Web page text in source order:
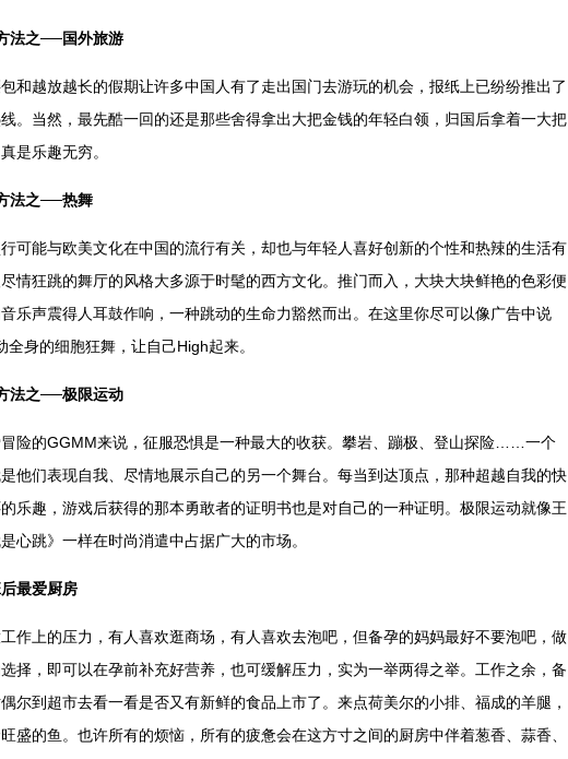
法之──国外旅游
越放越长的假期让许多中国人有了走出国门去游玩的机会，报纸上已纷纷推出了
。当然，最先酷一回的还是那些舍得拿出大把金钱的年轻白领，归国后拿着一大把
是乐趣无穷。
法之──热舞
能与欧美文化在中国的流行有关，却也与年轻人喜好创新的个性和热辣的生活有
情狂跳的舞厅的风格大多源于时髦的西方文化。推门而入，大块大块鲜艳的色彩便
乐声震得人耳鼓作响，一种跳动的生命力豁然而出。在这里你尽可以像广告中说
全身的细胞狂舞，让自己High起来。
法之──极限运动
的GGMM来说，征服恐惧是一种最大的收获。攀岩、蹦极、登山探险……一个
他们表现自我、尽情地展示自己的另一个舞台。每当到达顶点，那种超越自我的快
乐趣，游戏后获得的那本勇敢者的证明书也是对自己的一种证明。极限运动就像王
心跳》一样在时尚消遣中占据广大的市场。
最爱厨房
上的压力，有人喜欢逛商场，有人喜欢去泡吧，但备孕的妈妈最好不要泡吧，做
择，即可以在孕前补充好营养，也可缓解压力，实为一举两得之举。工作之余，备
尔到超市去看一看是否又有新鲜的食品上市了。来点荷美尔的小排、福成的羊腿，
盛的鱼。也许所有的烦恼，所有的疲惫会在这方寸之间的厨房中伴着葱香、蒜香、